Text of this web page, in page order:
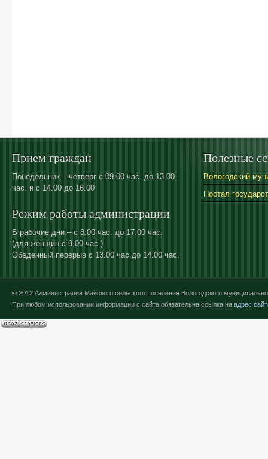
Прием граждан
Понедельник – четверг с 09.00 час. до 13.00
час. и с 14.00 до 16.00
Режим работы администрации
В рабочие дни – с 8.00 час. до 17.00 час.
(для женщин с 9.00 час.)
Обеденный перерыв с 13.00 час до 14.00 час.
Полезные
Вологодский
Портал
© 2012 Администрация Майского сельского поселения Вологодского
При любом использовании информации с сайта обязательна ссылка на адрес